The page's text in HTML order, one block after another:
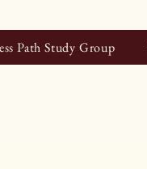
Path Study Group